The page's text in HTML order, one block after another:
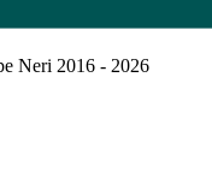
Neri 2016 - 2026